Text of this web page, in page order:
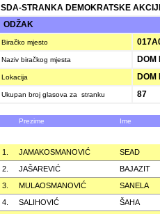
SDA-STRANKA DEMOKRATSKE
ODŽAK
Biračko mjesto
Naziv biračkog mjesta DOM
Lokacija DOM
Ukupan broj glasova za stranku 87
Prezime Ime
1. JAMAKOSMANOVIĆ
SEAD
2.
JAŠAREVIĆ
BAJAZIT
3.
MULAOSMANOVIĆ
SANELA
4.
SALIHOVIĆ
ŠAHA